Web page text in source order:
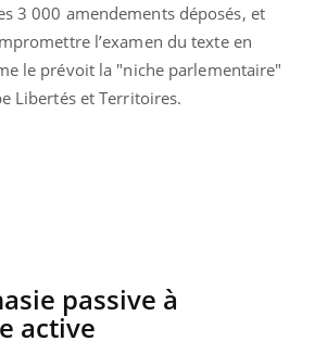
3 000 amendements déposés, et
l’examen du texte en
le prévoit la "niche parlementaire"
Libertés et Territoires.
passive à
active